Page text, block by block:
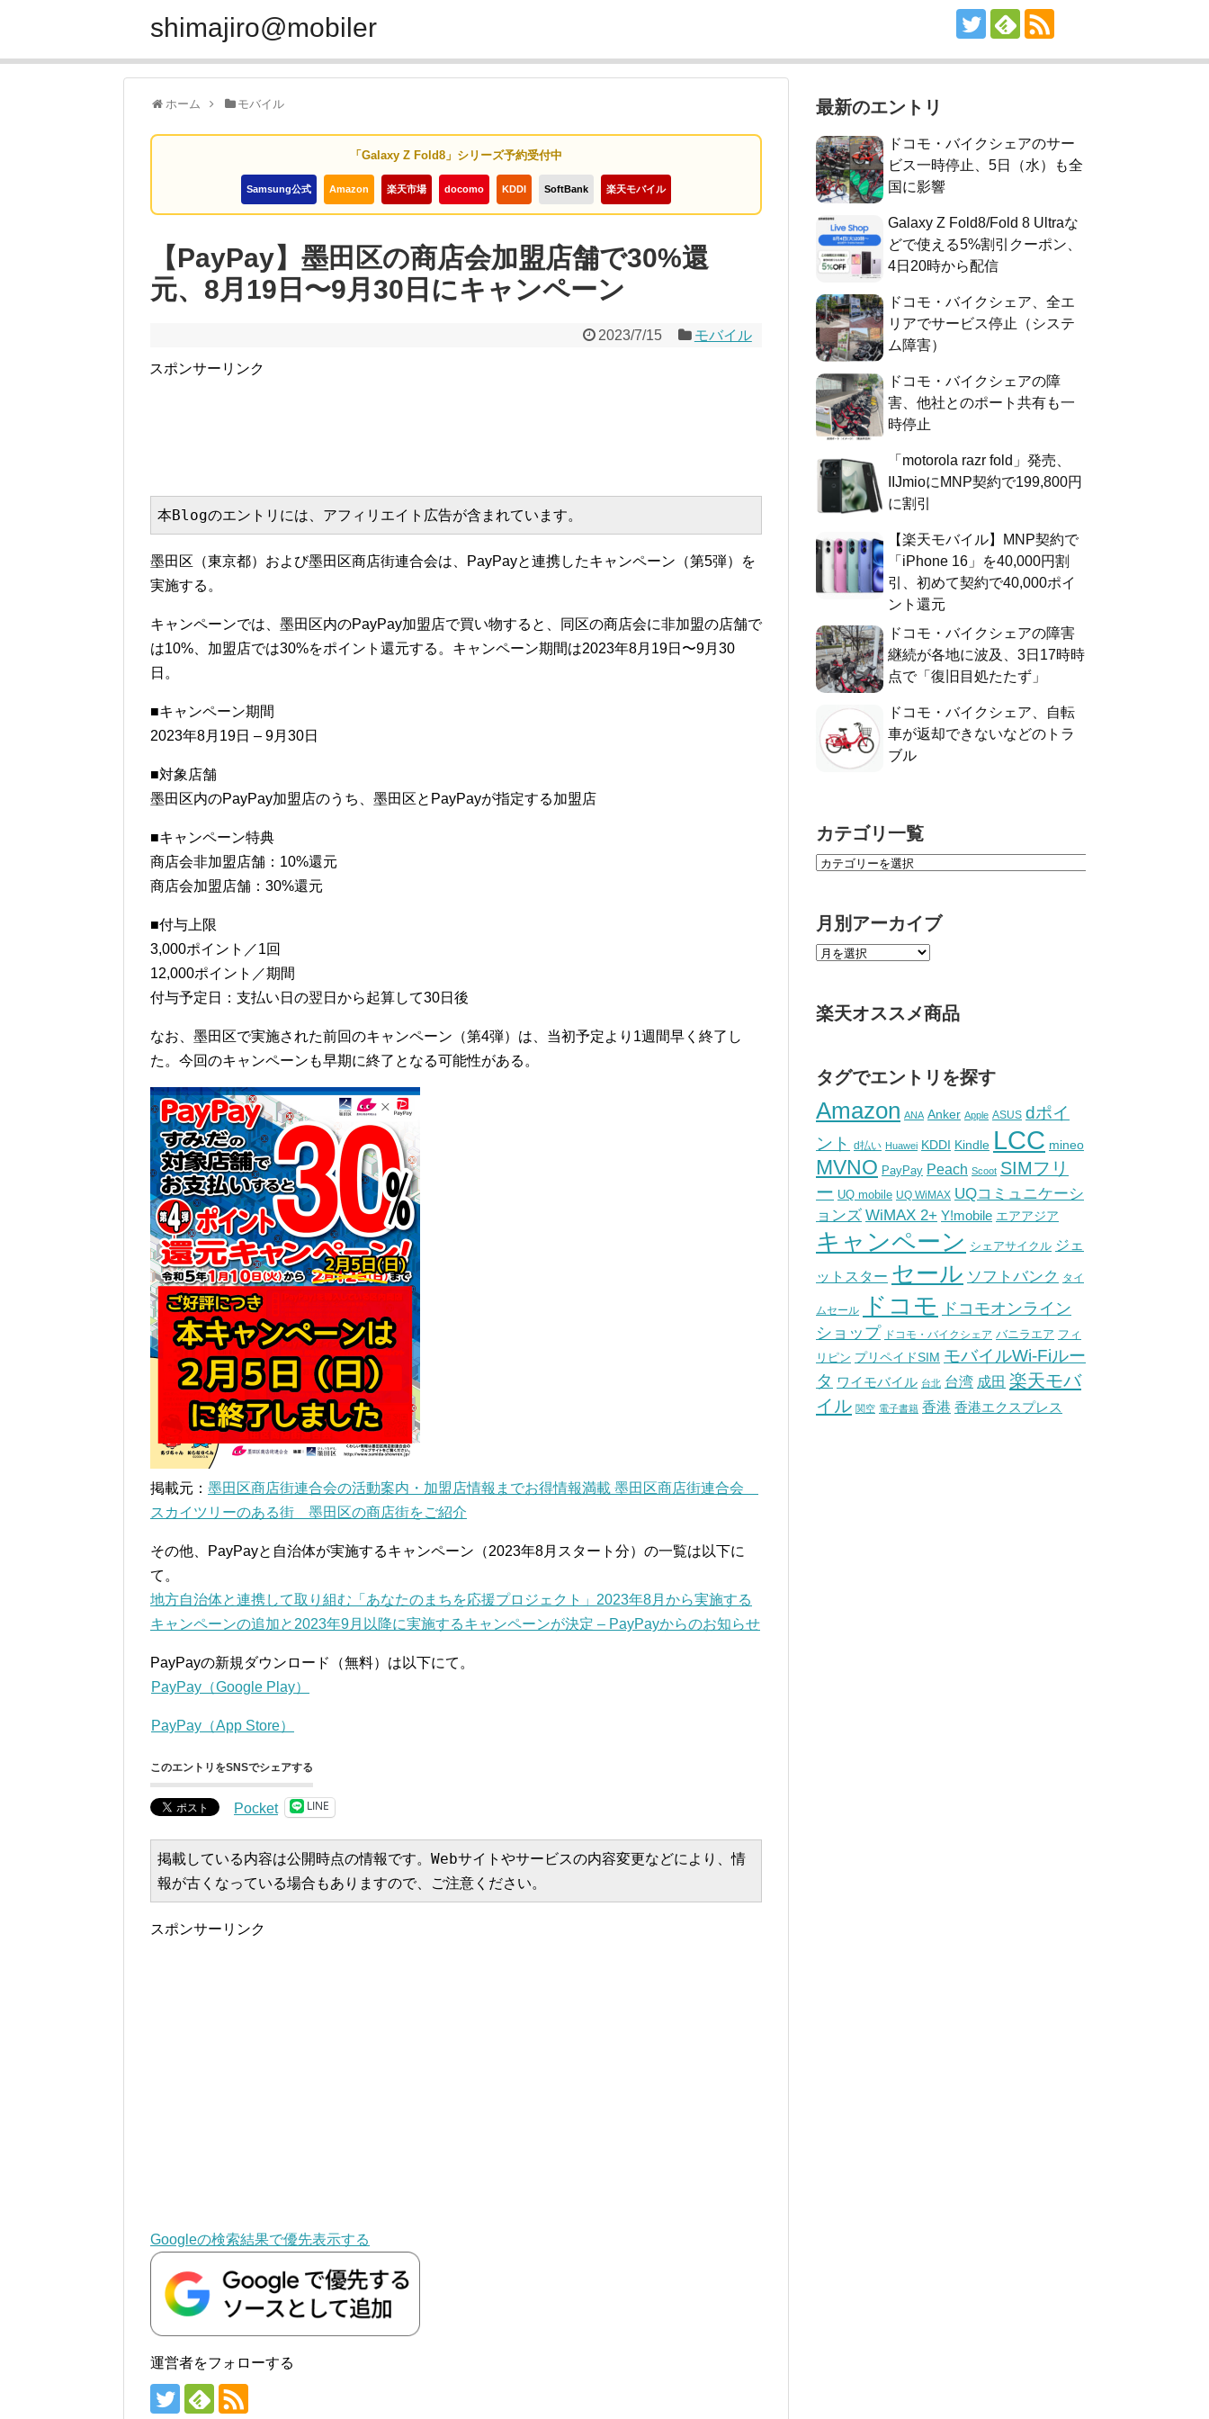
shimajiro@mobiler
ホーム モバイル
「Galaxy Z Fold8」シリーズ予約受付中
Samsung公式 Amazon 楽天市場 docomo KDDI SoftBank 楽天モバイル
【PayPay】墨田区の商店会加盟店舗で30%還
元、8月19日〜9月30日にキャンペーン
2023/7/15 モバイル
スポンサーリンク
本Blogのエントリには、アフィリエイト広告が含まれています。
墨田区（東京都）および墨田区商店街連合会は、PayPayと連携したキャンペーン（第5弾）を
実施する。
キャンペーンでは、墨田区内のPayPay加盟店で買い物すると、同区の商店会に非加盟の店舗で
は10%、加盟店では30%をポイント還元する。キャンペーン期間は2023年8月19日〜9月30
日。
■キャンペーン期間
2023年8月19日 – 9月30日
■対象店舗
墨田区内のPayPay加盟店のうち、墨田区とPayPayが指定する加盟店
■キャンペーン特典
商店会非加盟店舗：10%還元
商店会加盟店舗：30%還元
■付与上限
3,000ポイント／1回
12,000ポイント／期間
付与予定日：支払い日の翌日から起算して30日後
なお、墨田区で実施された前回のキャンペーン（第4弾）は、当初予定より1週間早く終了し
た。今回のキャンペーンも早期に終了となる可能性がある。
掲載元： 墨田区商店街連合会の活動案内・加盟店情報までお得情報満載 墨田区商店街連合会
スカイツリーのある街 墨田区の商店街をご紹介
その他、PayPayと自治体が実施するキャンペーン（2023年8月スタート分）の一覧は以下に
て。
地方自治体と連携して取り組む「あなたのまちを応援プロジェクト」2023年8月から実施する
キャンペーンの追加と2023年9月以降に実施するキャンペーンが決定 – PayPayからのお知らせ
PayPayの新規ダウンロード（無料）は以下にて。
PayPay（Google Play）
PayPay（App Store）
このエントリをSNSでシェアする
Pocket LINE
掲載している内容は公開時点の情報です。Webサイトやサービスの内容変更などにより、情
報が古くなっている場合もありますので、ご注意ください。
スポンサーリンク
Googleの検索結果で優先表示する
運営者をフォローする
最新のエントリ
ドコモ・バイクシェアのサー
ビス一時停止、5日（水）も全
国に影響
Galaxy Z Fold8/Fold 8 Ultraな
どで使える5%割引クーポン、
4日20時から配信
ドコモ・バイクシェア、全エ
リアでサービス停止（システ
ム障害）
ドコモ・バイクシェアの障
害、他社とのポート共有も一
時停止
「motorola razr fold」発売、
IIJmioにMNP契約で199,800円
に割引
【楽天モバイル】MNP契約で
「iPhone 16」を40,000円割
引、初めて契約で40,000ポイ
ント還元
ドコモ・バイクシェアの障害
継続が各地に波及、3日17時時
点で「復旧目処たたず」
ドコモ・バイクシェア、自転
車が返却できないなどのトラ
ブル
カテゴリ一覧
月別アーカイブ
楽天オススメ商品
タグでエントリを探す
Amazon ANA Anker Apple ASUS dポイ
ント
d払い Huawei KDDI Kindle LCC mineo
MVNO PayPay Peach Scoot SIMフリ
ー UQ mobile UQ WiMAX UQコミュニケーシ
ョンズ WiMAX 2+ Y!mobile エアアジア
キャンペーン シェアサイクル ジェ
ットスター セール ソフトバンク タイ
ムセール ドコモ
ドコモオンライン
ショップ ドコモ・バイクシェア バニラエア フィ
リピン プリペイドSIM モバイルWi-Fiルー
タ ワイモバイル 台北 台湾 成田 楽天モバ
イル 関空 電子書籍 香港 香港エクスプレス